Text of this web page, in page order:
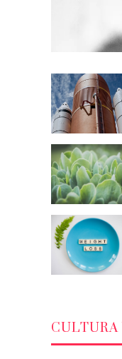
CULTURA